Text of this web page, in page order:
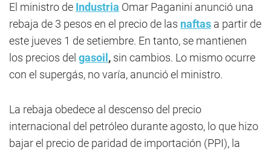
El ministro de Industria Omar Paganini anunció una
rebaja de 3 pesos en el precio de las naftas a partir de
este jueves 1 de setiembre. En tanto, se mantienen
los precios del gasoil , sin cambios. Lo mismo ocurre
con el supergás, no varía, anunció el ministro.
La rebaja obedece al descenso del precio
internacional del petróleo durante agosto, lo que hizo
bajar el precio de paridad de importación (PPI), la